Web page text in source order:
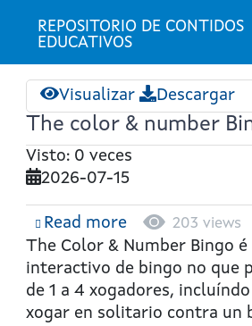
REPOSITORIO DE CONTIDOS
EDUCATIVOS
Visualizar Descargar
The color & number
Visto: 0 veces
2026-07-15
Read moreabout
The
color
&
number
203 views
The Color & Number Bingo é
interactivo de bingo no que
de 1 a 4 xogadores,
xogar en solitario contra un